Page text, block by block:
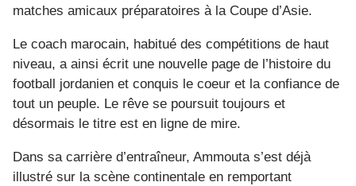
matches amicaux préparatoires à la Coupe d’Asie.
Le coach marocain, habitué des compétitions de haut
niveau, a ainsi écrit une nouvelle page de l’histoire du
football jordanien et conquis le coeur et la confiance de
tout un peuple. Le rêve se poursuit toujours et
désormais le titre est en ligne de mire.
Dans sa carrière d’entraîneur, Ammouta s’est déjà
illustré sur la scène continentale en remportant